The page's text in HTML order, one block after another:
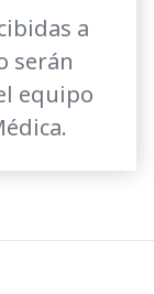
a
serán
equipo